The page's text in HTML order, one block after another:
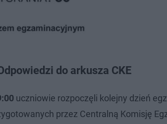
do arkusza CKE
uczniowie rozpoczęli kolejny dzień
przez Centralną Komisję